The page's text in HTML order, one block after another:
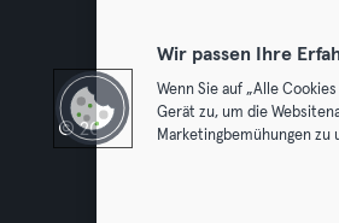
© 2026 Urban Sports Group
Wir passen Ihre
Wenn Sie auf „Alle
Gerät zu, um die
Marketingbemühungen